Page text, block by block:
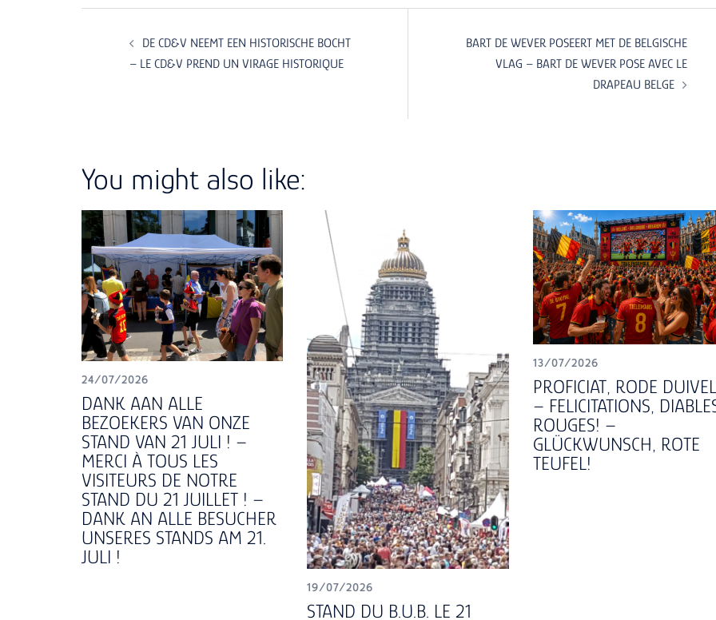
Post
navigation
DE CD&V NEEMT EEN HISTORISCHE BOCHT
– LE CD&V PREND UN VIRAGE HISTORIQUE
BART DE WEVER POSEERT MET DE BELGISCHE
VLAG – BART DE WEVER POSE AVEC LE
DRAPEAU BELGE
You might also like:
24/07/2026
DANK AAN ALLE
BEZOEKERS VAN ONZE
STAND VAN 21 JULI ! –
MERCI À TOUS LES
VISITEURS DE NOTRE
STAND DU 21 JUILLET ! –
DANK AN ALLE BESUCHER
UNSERES STANDS AM 21.
JULI !
19/07/2026
STAND DU B.U.B. LE 21
13/07/2026
PROFICIAT, RODE
– FELICITATIONS,
ROUGES! –
GLÜCKWUNSCH, ROTE
TEUFEL!